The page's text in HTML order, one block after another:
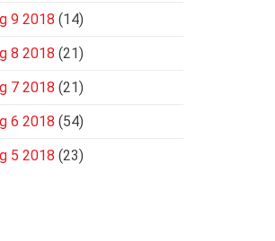
9 2018 (14)
8 2018 (21)
7 2018 (21)
6 2018 (54)
5 2018 (23)